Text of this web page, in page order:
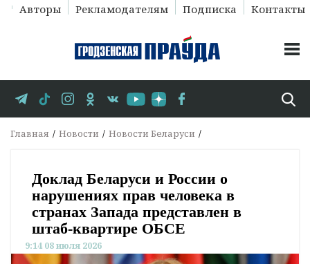
Авторы Рекламодателям Подписка Контакты
Главная Новости Новости Беларуси
Доклад Беларуси и России о
нарушениях прав человека в
странах Запада представлен в
штаб-квартире ОБСЕ
9:14 08 июля 2026